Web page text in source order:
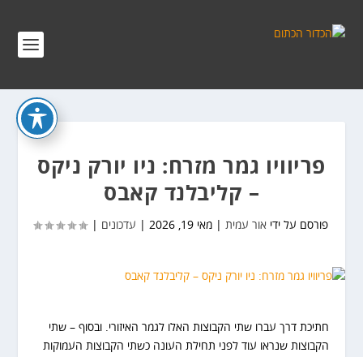
פריוויו גמר מזרח: ניו יורק ניקס
– קליבלנד קאבס
פורסם על ידי אור עמית מאי 19, 2026 עדכונים
חתיכת דרך עברו שתי הקבוצות האלו לגמר האיזורי. ובסוף – שתי
הקבוצות שנראו עוד לפני תחילת העונה כשתי הקבוצות העמוקות